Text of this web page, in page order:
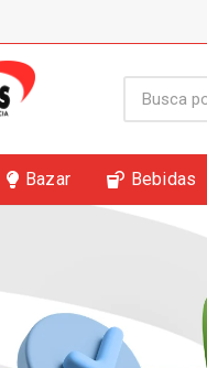
Bazar Bebidas